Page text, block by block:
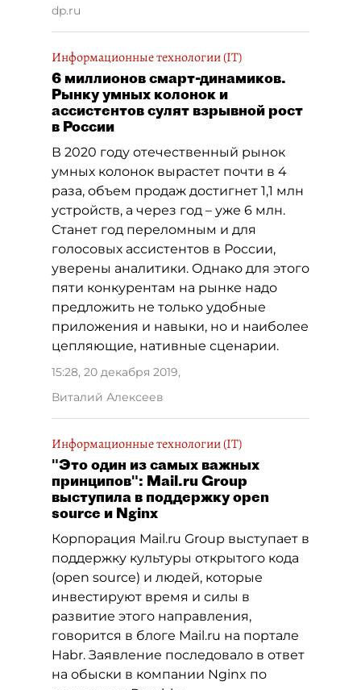
dp.ru
Информационные технологии (IT)
6 миллионов смарт-динамиков.
Рынку умных колонок и
ассистентов сулят взрывной рост
в России
В 2020 году отечественный рынок
умных колонок вырастет почти в 4
раза, объем продаж достигнет 1,1 млн
устройств, а через год – уже 6 млн.
Станет год переломным и для
голосовых ассистентов в России,
уверены аналитики. Однако для этого
пяти конкурентам на рынке надо
предложить не только удобные
приложения и навыки, но и наиболее
цепляющие, нативные сценарии.
15:28, 20 декабря 2019,
Виталий Алексеев
Информационные технологии (IT)
"Это один из самых важных
принципов": Mail.ru Group
выступила в поддержку open
source и Nginx
Корпорация Mail.ru Group выступает в
поддержку культуры открытого кода
(open source) и людей, которые
инвестируют время и силы в
развитие этого направления,
говорится в блоге Mail.ru на портале
Habr. Заявление последовало в ответ
на обыски в компании Nginx по